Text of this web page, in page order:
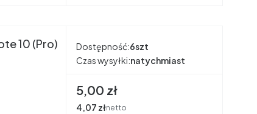
10 (Pro) Dostępność:6szt
Czas wysyłki:natychmiast
Cena
5,00 zł
Cena
4,07 złnetto